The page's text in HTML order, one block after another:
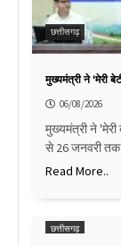
छत्तीसगढ़
मुख्यमंत्री ने ‘मेरी
06/08/2026
मुख्यमंत्री ने
से 26 जनवरी
Read More..
छत्तीसगढ़